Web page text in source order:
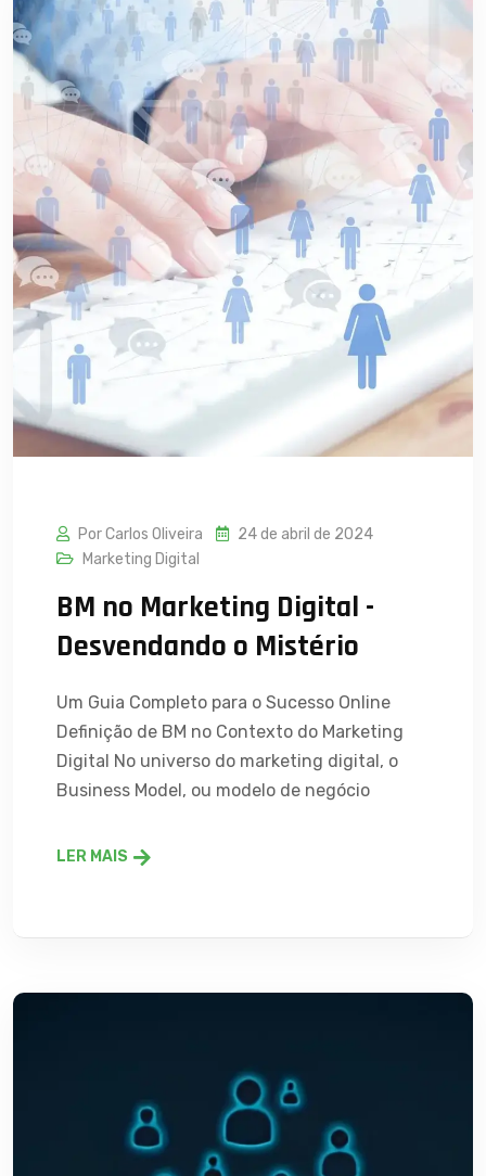
Por Carlos Oliveira
24 de abril de 2024
Marketing Digital
BM no Marketing Digital -
Desvendando o Mistério
Um Guia Completo para o Sucesso Online
Definição de BM no Contexto do Marketing
Digital No universo do marketing digital, o
Business Model, ou modelo de negócio
LER MAIS